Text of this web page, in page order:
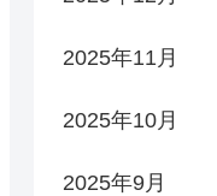
2025年11月
2025年10月
2025年9月